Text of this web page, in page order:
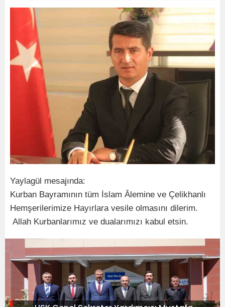
Yaylagül mesajında:
Kurban Bayramının tüm İslam Âlemine ve Çelikhanlı
Hemşerilerimize Hayırlara vesile olmasını dilerim.
Allah Kurbanlarımız ve dualarımızı kabul etsin.